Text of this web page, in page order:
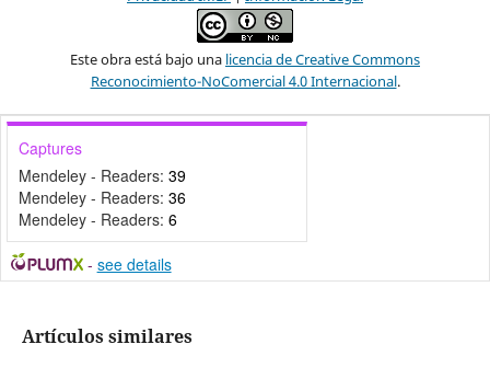
Este obra está bajo una licencia de Creative Commons
Reconocimiento-NoComercial 4.0 Internacional.
Captures
Mendeley - Readers: 39
Mendeley - Readers: 36
Mendeley - Readers: 6
- see details
Artículos similares